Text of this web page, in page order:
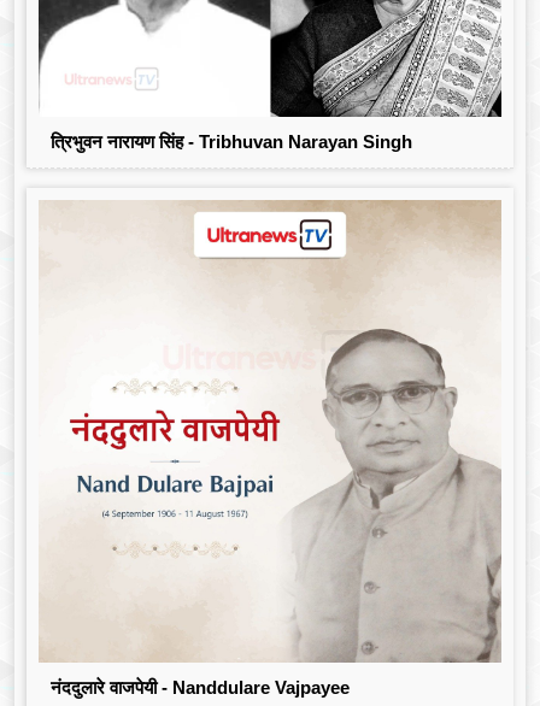
त्रिभुवन नारायण सिंह - Tribhuvan Narayan Singh
नंददुलारे वाजपेयी - Nanddulare Vajpayee